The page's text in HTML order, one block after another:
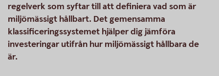
regelverk som syftar till att definiera vad som är
miljömässigt hållbart. Det gemensamma
klassificeringssystemet hjälper dig jämföra
investeringar utifrån hur miljömässigt hållbara de
är.